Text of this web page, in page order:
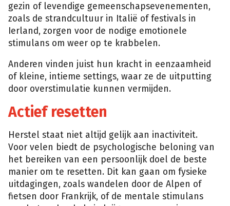
gezin of levendige gemeenschapsevenementen,
zoals de strandcultuur in Italië of festivals in
Ierland, zorgen voor de nodige emotionele
stimulans om weer op te krabbelen.
Anderen vinden juist hun kracht in eenzaamheid
of kleine, intieme settings, waar ze de uitputting
door overstimulatie kunnen vermijden.
Actief resetten
Herstel staat niet altijd gelijk aan inactiviteit.
Voor velen biedt de psychologische beloning van
het bereiken van een persoonlijk doel de beste
manier om te resetten. Dit kan gaan om fysieke
uitdagingen, zoals wandelen door de Alpen of
fietsen door Frankrijk, of de mentale stimulans